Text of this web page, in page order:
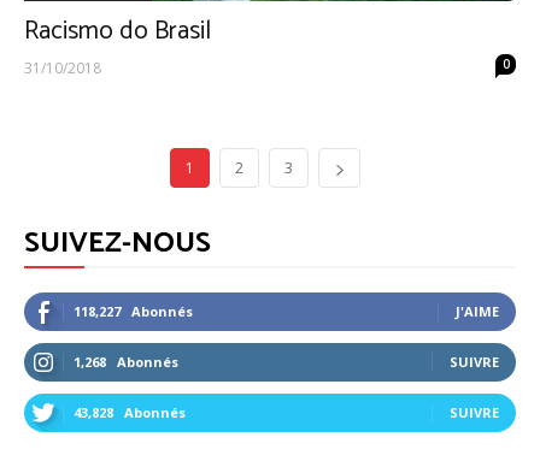
Racismo do Brasil
31/10/2018 0
1 2 3
SUIVEZ-NOUS
118,227 Abonnés J'AIME
1,268 Abonnés SUIVRE
43,828 Abonnés SUIVRE